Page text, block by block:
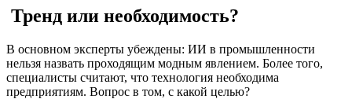
Тренд или необходимость?
В основном эксперты убеждены: ИИ в промышленности
нельзя назвать проходящим модным явлением. Более того,
специалисты считают, что технология необходима
предприятиям. Вопрос в том, с какой целью?